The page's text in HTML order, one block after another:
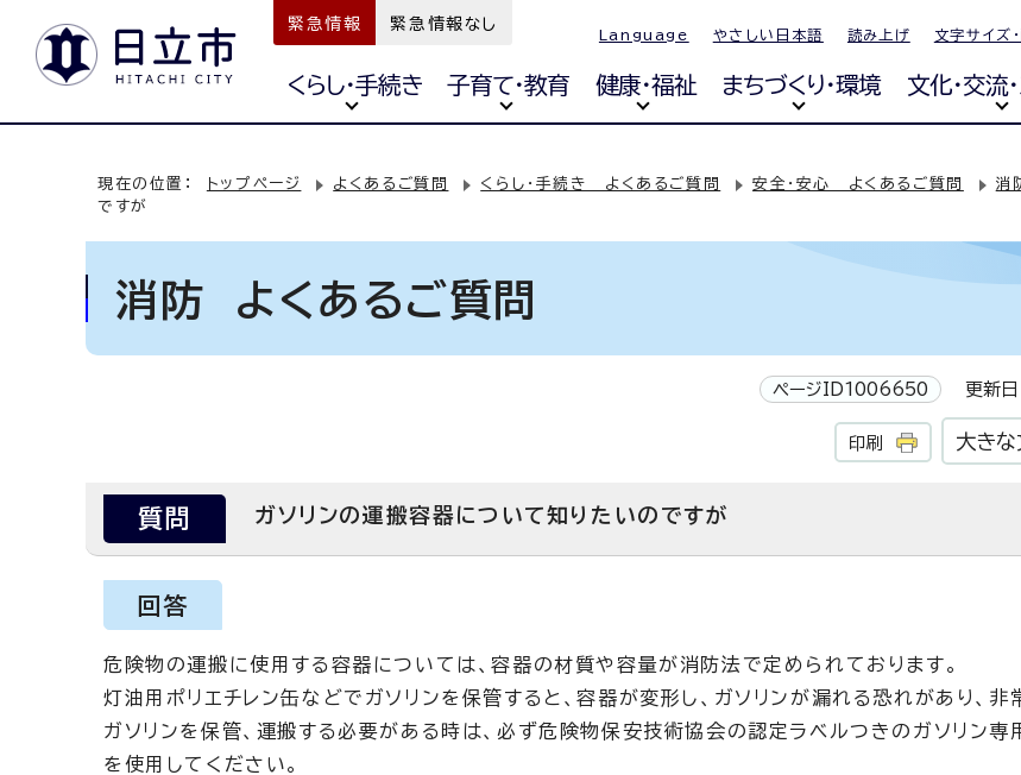
緊急情報 緊急情報なし
Language やさしい日本語 読み上げ 文字サイズ
くらし・手続き 子育て・教育 健康・福祉 まちづくり・環境 文化・交流
現在の位置： トップページ よくあるご質問 くらし・手続き よくあるご質問 安全・安心 よくあるご質問 消
ですが
消防 よくあるご質問
ページID1006650 更新日
印刷 大きな
質問 ガソリンの運搬容器について知りたいのですが
回答
危険物の運搬に使用する容器については、容器の材質や容量が消防法で定められております。
灯油用ポリエチレン缶などでガソリンを保管すると、容器が変形し、ガソリンが漏れる恐れがあり、非
ガソリンを保管、運搬する必要がある時は、必ず危険物保安技術協会の認定ラベルつきのガソリン専
を使用してください。